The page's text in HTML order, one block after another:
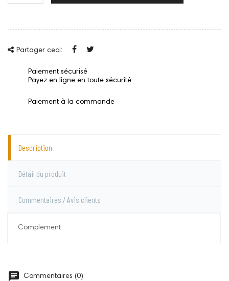
Partager ceci:
Paiement sécurisé
Payez en ligne en toute sécurité
Paiement à la commande
Description
Détail du produit
Commentaires / Avis clients
Complement
Commentaires (0)